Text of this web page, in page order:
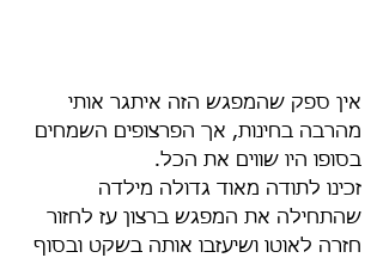
אין ספק שהמפגש הזה איתגר אותי
מהרבה בחינות, אך הפרצופים השמחים
בסופו היו שווים את הכל.
זכינו לתודה מאוד גדולה מילדה
שהתחילה את המפגש ברצון עז לחזור
חזרה לאוטו ושיעזבו אותה בשקט ובסוף